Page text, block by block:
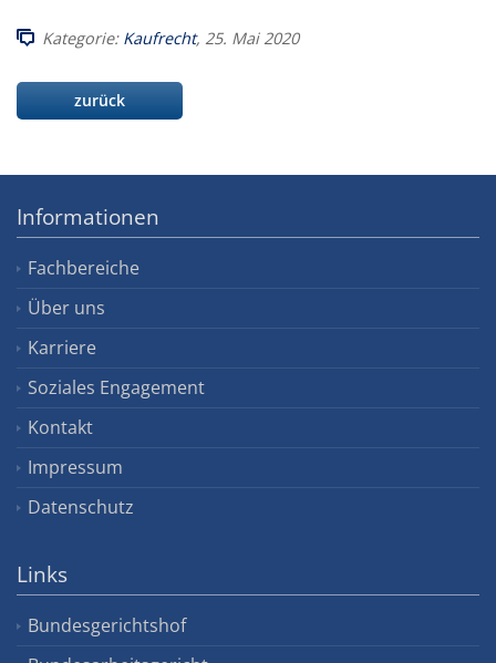
Kategorie: Kaufrecht, 25. Mai 2020
zurück
Informationen
Fachbereiche
Über uns
Karriere
Soziales Engagement
Kontakt
Impressum
Datenschutz
Links
Bundesgerichtshof